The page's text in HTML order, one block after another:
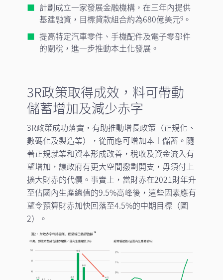
計劃成立一家發展金融機構，在三年內提供
基建融資，目標貸款組合約為680億美元9。
提高特定汽車零件、手機配件及電子零部件
的關稅，進一步推動本土化發展。
3R政策取得成效，料可帶動
儲蓄增加及減少赤字
3R政策成功落實，有助推動增長政策（正規化、
數碼化及製造業），從而應可增加本土儲蓄。隨
著正規就業和資本形成改善，稅收及資金流入有
望增加，讓政府有更大空間撥劃開支，毋須付上
擴大財赤的代價。事實上，當財赤在2021財年升
至佔國內生產總值的9.5%高峰後，這些因素應有
望令預算財赤加快回落至4.5%的中期目標（圖
2）。